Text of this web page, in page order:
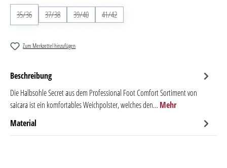
35/36(Diese Option ist zurzeit nicht verfügbar.)
37/38(Diese Option ist zurzeit nicht verfügbar.)
39/40(Diese Option ist zurzeit nicht verfügbar.)
41/42(Diese Option ist zurzeit nicht verfügbar.)
Zum Merkzettel hinzufügen
Beschreibung
Die Halbsohle Secret aus dem Professional Foot Comfort Sortiment von
saicara ist ein komfortables Weichpolster, welches den… Mehr
Material